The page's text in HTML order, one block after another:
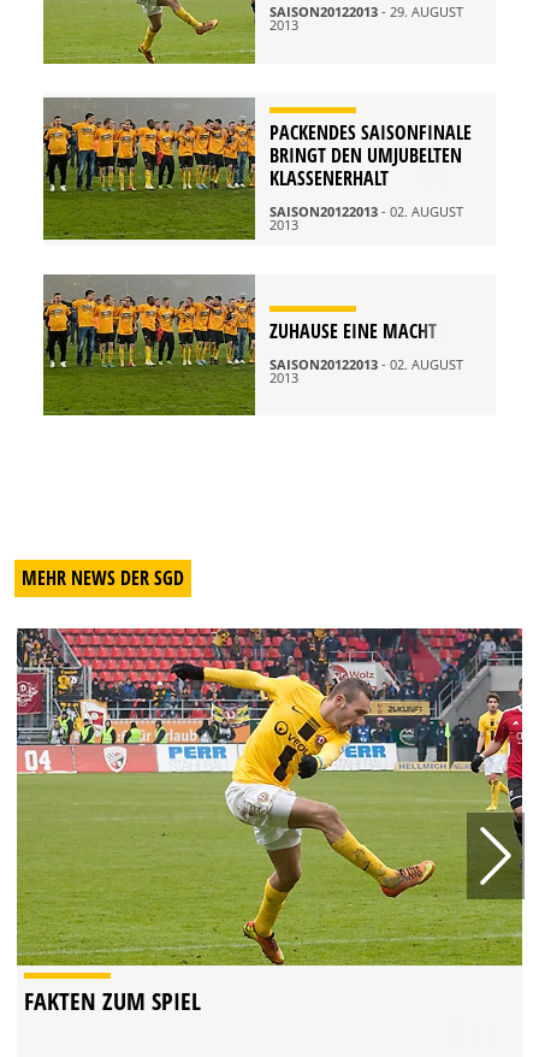
SAISON20122013 - 29. AUGUST
2013
PACKENDES SAISONFINALE
BRINGT DEN UMJUBELTEN
KLASSENERHALT
SAISON20122013 - 02. AUGUST
2013
ZUHAUSE EINE MACHT
SAISON20122013 - 02. AUGUST
2013
MEHR NEWS DER SGD
FAKTEN ZUM SPIEL